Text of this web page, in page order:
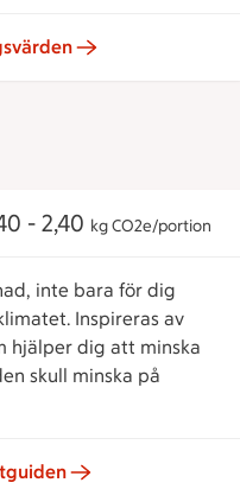
- 2,40 kg CO2e/portion
inte bara för dig
Inspireras av
hjälper dig att minska
skull minska på